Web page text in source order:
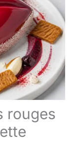
rouges